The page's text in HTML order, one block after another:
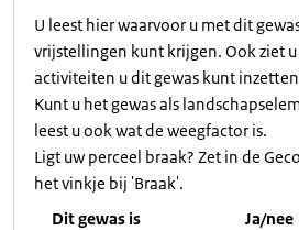
U leest hier waarvoor u met dit
vrijstellingen kunt krijgen. Ook ziet
activiteiten u dit gewas kunt
Kunt u het gewas als
leest u ook wat de weegfactor is.
Ligt uw perceel braak? Zet in de
het vinkje bij 'Braak'.
Dit gewas is
Ja/nee